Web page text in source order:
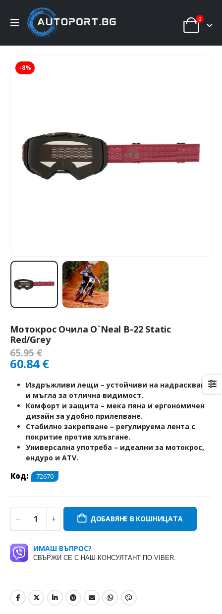
0
-8%
Мотокрос Очила O`Neal B-22 Static
Red/Grey
65.95€
60.84€
Издръжливи лещи – устойчиви на надраскване
и мъгла за отлична видимост.
Комфорт и защита – мека пяна и ергономичен
дизайн за удобно прилепване.
Стабилно закрепване – регулируема лента с
покритие против хлъзгане.
Универсална употреба – идеални за мотокрос,
ендуро и ATV.
Код: 72670
ДОБАВЯНЕ В КОШНИЦАТА
ИМАШ ВЪПРОС?
СВЪРЖИ СЕ С НАШ КОНСУЛТАНТ ПО VIBER.